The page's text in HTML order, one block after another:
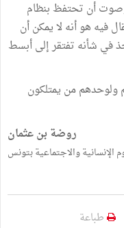
أن تحتفظ بنظام
فيه هو أنه لا يمكن أن
في شأنه تفتقر إلى أبسط
ولوحدهم من يمتلكون
روضة بن عثمان
الإنسانية والاجتماعية بتونس
طباعة